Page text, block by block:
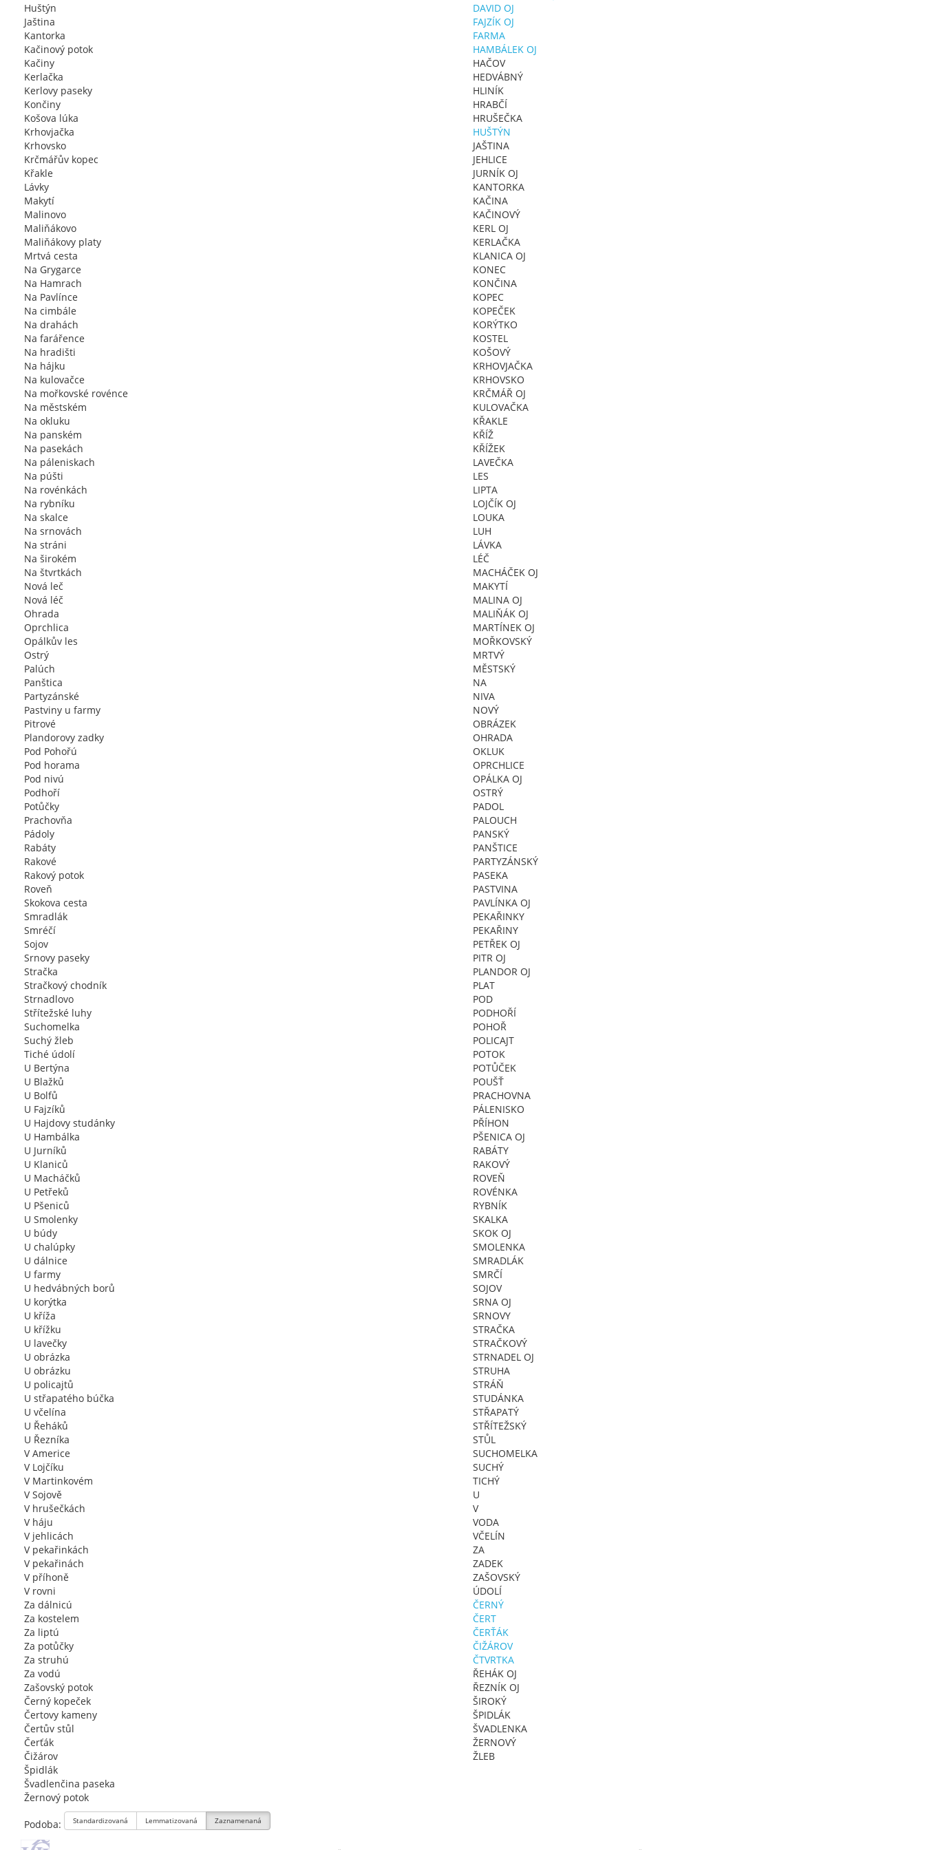
Huštýn
Jaština
Kantorka
Kačinový potok
Kačiny
Kerlačka
Kerlovy paseky
Končiny
Košova lúka
Krhovjačka
Krhovsko
Krčmářův kopec
Křakle
Lávky
Makytí
Malinovo
Maliňákovo
Maliňákovy platy
Mrtvá cesta
Na Grygarce
Na Hamrach
Na Pavlínce
Na cimbále
Na drahách
Na farářence
Na hradišti
Na hájku
Na kulovačce
Na mořkovské rovénce
Na městském
Na okluku
Na panském
Na pasekách
Na páleniskach
Na púšti
Na rovénkách
Na rybníku
Na skalce
Na srnovách
Na stráni
Na širokém
Na štvrtkách
Nová leč
Nová léč
Ohrada
Oprchlica
Opálkův les
Ostrý
Palúch
Panštica
Partyzánské
Pastviny u farmy
Pitrové
Plandorovy zadky
Pod Pohořú
Pod horama
Pod nivú
Podhoří
Potůčky
Prachovňa
Pádoly
Rabáty
Rakové
Rakový potok
Roveň
Skokova cesta
Smradlák
Smréčí
Sojov
Srnovy paseky
Stračka
Stračkový chodník
Strnadlovo
Střítežské luhy
Suchomelka
Suchý žleb
Tiché údolí
U Bertýna
U Blažků
U Bolfů
U Fajzíků
U Hajdovy studánky
U Hambálka
U Jurníků
U Klaniců
U Macháčků
U Petřeků
U Pšeniců
U Smolenky
U búdy
U chalúpky
U dálnice
U farmy
U hedvábných borů
U korýtka
U kříža
U křížku
U lavečky
U obrázka
U obrázku
U policajtů
U střapatého búčka
U včelína
U Řeháků
U Řezníka
V Americe
V Lojčíku
V Martinkovém
V Sojově
V hrušečkách
V háju
V jehlicách
V pekařinkách
V pekařinách
V příhoně
V rovni
Za dálnicú
Za kostelem
Za liptú
Za potůčky
Za struhú
Za vodú
Zašovský potok
Černý kopeček
Čertovy kameny
Čertův stůl
Čerťák
Čižárov
Špidlák
Švadlenčina paseka
Žernový potok
Podoba: Standardizovaná Lemmatizovaná Zaznamenaná
DAVID OJ
FAJZÍK OJ
FARMA
HAMBÁLEK OJ
HAČOV
HEDVÁBNÝ
HLINÍK
HRABČÍ
HRUŠEČKA
HUŠTÝN
JAŠTINA
JEHLICE
JURNÍK OJ
KANTORKA
KAČINA
KAČINOVÝ
KERL OJ
KERLAČKA
KLANICA OJ
KONEC
KONČINA
KOPEC
KOPEČEK
KORÝTKO
KOSTEL
KOŠOVÝ
KRHOVJAČKA
KRHOVSKO
KRČMÁŘ OJ
KULOVAČKA
KŘAKLE
KŘÍŽ
KŘÍŽEK
LAVEČKA
LES
LIPTA
LOJČÍK OJ
LOUKA
LUH
LÁVKA
LÉČ
MACHÁČEK OJ
MAKYTÍ
MALINA OJ
MALIŇÁK OJ
MARTÍNEK OJ
MOŘKOVSKÝ
MRTVÝ
MĚSTSKÝ
NA
NIVA
NOVÝ
OBRÁZEK
OHRADA
OKLUK
OPRCHLICE
OPÁLKA OJ
OSTRÝ
PADOL
PALOUCH
PANSKÝ
PANŠTICE
PARTYZÁNSKÝ
PASEKA
PASTVINA
PAVLÍNKA OJ
PEKAŘINKY
PEKAŘINY
PETŘEK OJ
PITR OJ
PLANDOR OJ
PLAT
POD
PODHOŘÍ
POHOŘ
POLICAJT
POTOK
POTŮČEK
POUŠŤ
PRACHOVNA
PÁLENISKO
PŘÍHON
PŠENICA OJ
RABÁTY
RAKOVÝ
ROVEŇ
ROVÉNKA
RYBNÍK
SKALKA
SKOK OJ
SMOLENKA
SMRADLÁK
SMRČÍ
SOJOV
SRNA OJ
SRNOVY
STRAČKA
STRAČKOVÝ
STRNADEL OJ
STRUHA
STRÁŇ
STUDÁNKA
STŘAPATÝ
STŘÍTEŽSKÝ
STŮL
SUCHOMELKA
SUCHÝ
TICHÝ
U
V
VODA
VČELÍN
ZA
ZADEK
ZAŠOVSKÝ
ÚDOLÍ
ČERNÝ
ČERT
ČERŤÁK
ČIŽÁROV
ČTVRTKA
ŘEHÁK OJ
ŘEZNÍK OJ
ŠIROKÝ
ŠPIDLÁK
ŠVADLENKA
ŽERNOVÝ
ŽLEB